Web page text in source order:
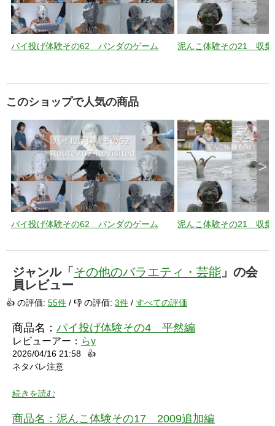
パイ投げ体験その62 パンダのゲーム 泥んこ体験その21 収集
このショップで人気の商品
パイ投げ体験その62 パンダのゲーム 泥んこ体験その21 収集
>
ジャンル「 その他のバラエティ・芸能 」の会
員レビュー
👍 の評価: 55件 / 👎 の評価: 3件 / すべての評価
商品名： パイ投げ体験その4 平然編
レビューアー： らy
2026/04/16 21:58
👍
ネタバレ注意
続きを読む
商品名： 泥んこ体験その17 2009追加編